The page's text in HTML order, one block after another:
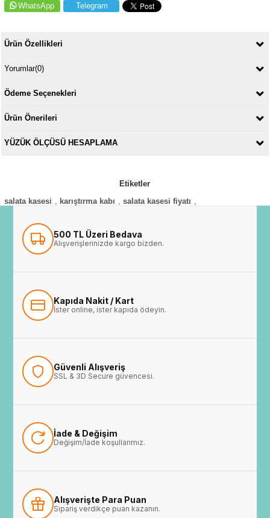
WhatsApp Telegram
Ürün Özellikleri
Yorumlar(0)
Ödeme Seçenekleri
Ürün Önerileri
YÜZÜK ÖLÇÜSÜ HESAPLAMA
Etiketler
salata kasesi , karıştırma kabı , salata kasesi fiyatı ,
500 TL Üzeri Bedava
Alışverişlerinizde kargo bizden.
Kapıda Nakit / Kart
İster online, ister kapıda ödeyin.
Güvenli Alışveriş
SSL & 3D Secure güvencesi.
İade & Değişim
Değişim/İade koşullarımız.
Alışverişte Para Puan
Sipariş verdikçe puan kazanın.